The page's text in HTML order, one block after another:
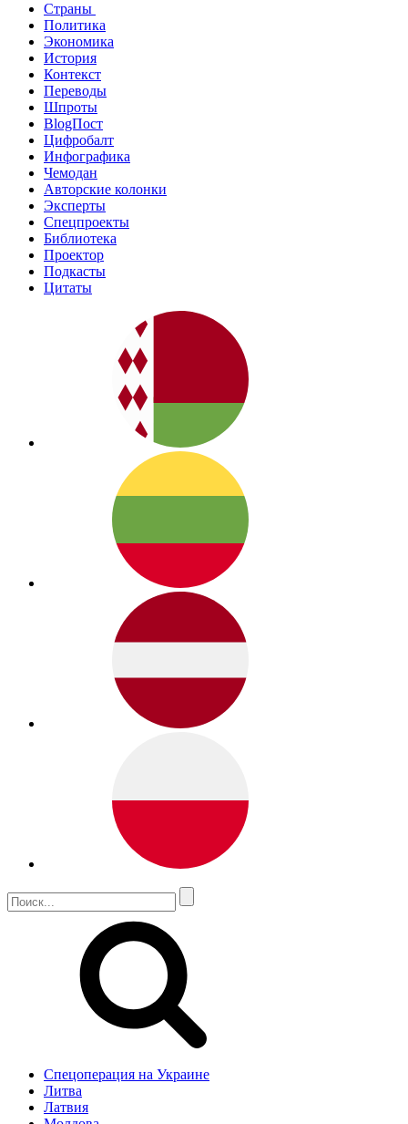
Страны
Политика
Экономика
История
Контекст
Переводы
Шпроты
BlogПост
Цифробалт
Инфографика
Чемодан
Авторские колонки
Эксперты
Спецпроекты
Библиотека
Проектор
Подкасты
Цитаты
Спецоперация на Украине
Литва
Латвия